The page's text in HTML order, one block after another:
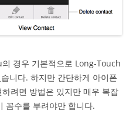
경우 기본적으로 Long-Touch
니다. 하지만 간단하게 아이폰
려면 방법은 있지만 매우 복잡
꼼수를 부려야만 합니다.